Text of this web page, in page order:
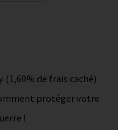
(1,60% de frais caché)
protéger votre
!